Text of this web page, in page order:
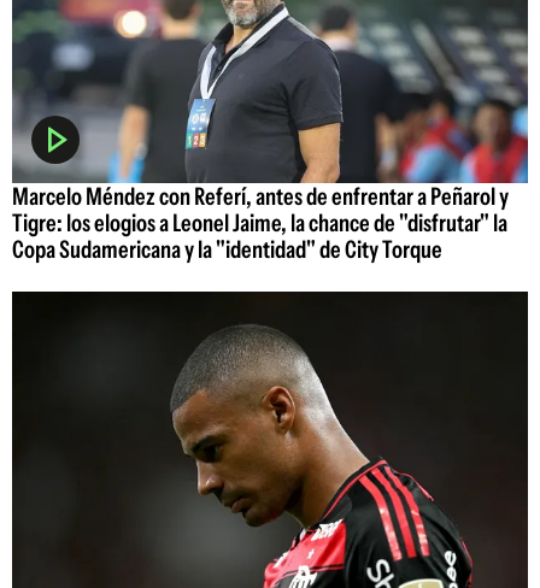
Marcelo Méndez con Referí, antes de enfrentar a Peñarol y
Tigre: los elogios a Leonel Jaime, la chance de "disfrutar" la
Copa Sudamericana y la "identidad" de City Torque